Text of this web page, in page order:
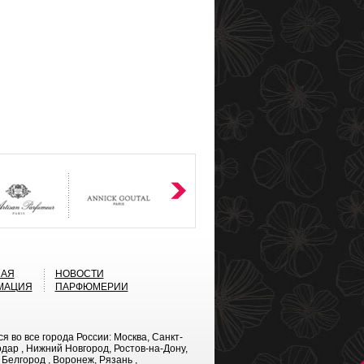
НОВОСТИ
ПАРФЮМЕРИИ
во все города России: Москва, Санкт-
, Нижний Новгород, Ростов-на-Дону,
, Воронеж, Рязань ,